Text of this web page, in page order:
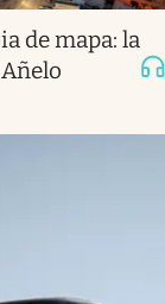
de mapa: la